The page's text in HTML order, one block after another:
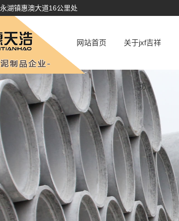
湖镇惠澳大道16公里处
网站首页 关于jxf吉祥
坊
公司简介
厂容厂貌
资质荣誉